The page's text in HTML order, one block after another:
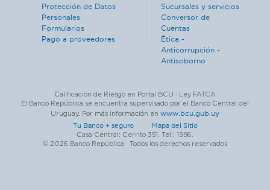
Protección de Datos
Personales
Formularios
Pago a proveedores
Sucursales y servicios
Conversor de
Cuentas
Ética -
Anticorrupción -
Antisoborno
Calificación de Riesgo en Portal BCU · Ley FATCA
El Banco República se encuentra supervisado por el Banco Central del
Uruguay. Por más información en www.bcu.gub.uy
Tu Banco + seguro · Mapa del Sitio
Casa Central: Cerrito 351. Tel.: 1996.
© 2026 Banco República · Todos los derechos reservados